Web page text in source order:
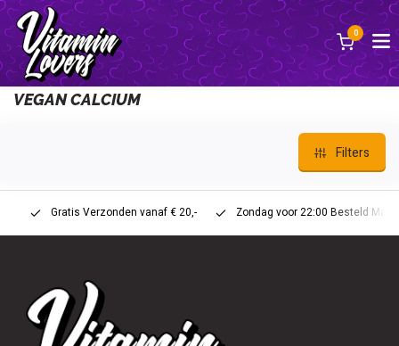
0
Back
VEGAN CALCIUM
Filters
Gratis Verzonden vanaf € 20,- Zondag voor 22:00 Besteld